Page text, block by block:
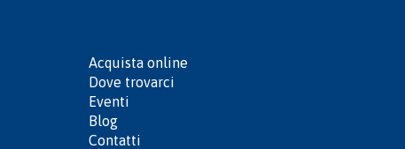
Acquista online
Dove trovarci
Eventi
Blog
Contatti